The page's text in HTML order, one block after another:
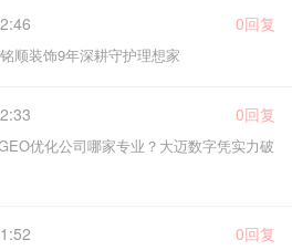
0回复
顺装饰9年深耕守护理想家
0回复
优化公司哪家专业？大迈数字凭实力破
0回复